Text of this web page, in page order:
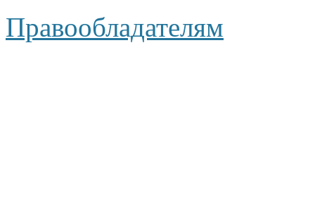
Правообладателям